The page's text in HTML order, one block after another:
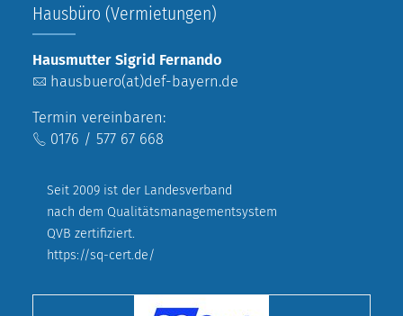
Hausbüro (Vermietungen)
Hausmutter Sigrid Fernando
hausbuero(at)def-bayern.de
Termin vereinbaren:
0176 / 577 67 668
Seit 2009 ist der Landesverband
nach dem Qualitätsmanagementsystem
QVB zertifiziert.
https://sq-cert.de/